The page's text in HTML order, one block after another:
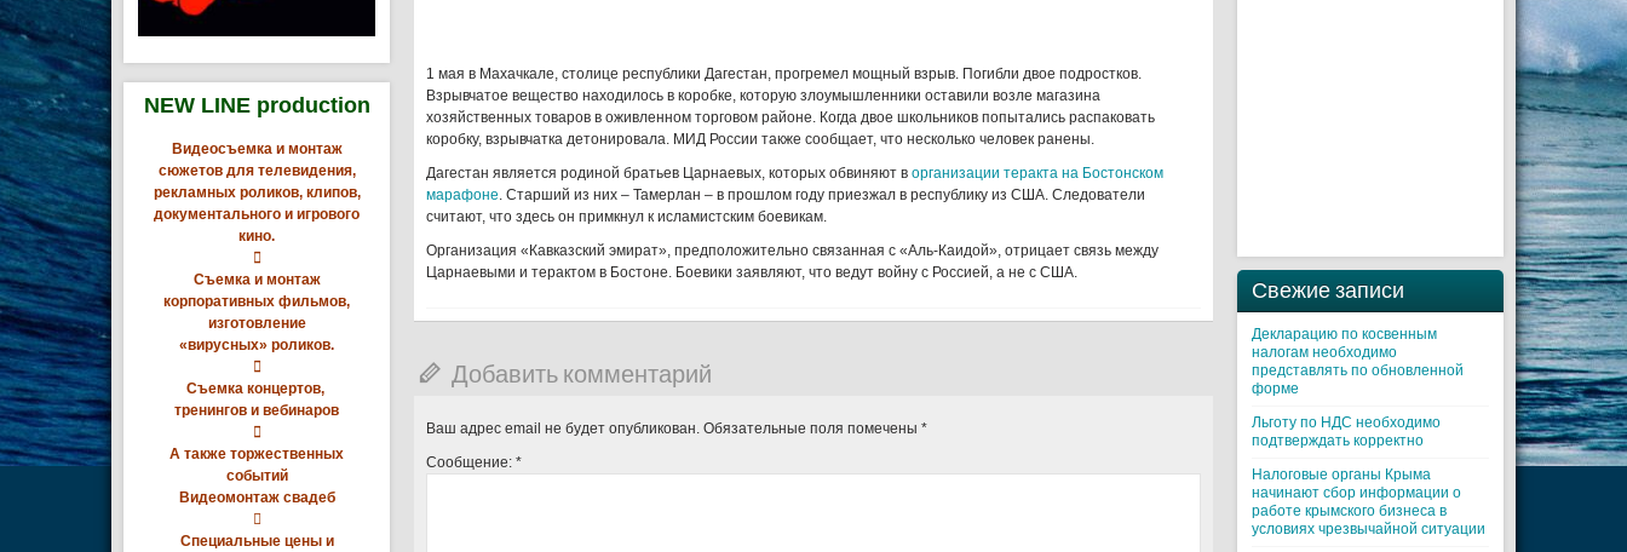
NEW LINE production
Видеосъемка и монтаж
сюжетов для телевидения,
рекламных роликов, клипов,
документального и игрового
кино.

Съемка и монтаж
корпоративных фильмов,
изготовление
«вирусных» роликов.

Съемка концертов,
тренингов и вебинаров

А также торжественных
событий
Видеомонтаж свадеб

Специальные цены и
1 мая в Махачкале, столице республики Дагестан, прогремел мощный взрыв. Погибли двое подростков.
Взрывчатое вещество находилось в коробке, которую злоумышленники оставили возле магазина
хозяйственных товаров в оживленном торговом районе. Когда двое школьников попытались распаковать
коробку, взрывчатка детонировала. МИД России также сообщает, что несколько человек ранены.
Дагестан является родиной братьев Царнаевых, которых обвиняют в организации теракта на Бостонском
марафоне. Старший из них – Тамерлан – в прошлом году приезжал в республику из США. Следователи
считают, что здесь он примкнул к исламистским боевикам.
Организация «Кавказский эмират», предположительно связанная с «Аль-Каидой», отрицает связь между
Царнаевыми и терактом в Бостоне. Боевики заявляют, что ведут войну с Россией, а не с США.
Добавить комментарий
Ваш адрес email не будет опубликован. Обязательные поля помечены *
Сообщение: *
Свежие записи
Декларацию по косвенным
налогам необходимо
представлять по обновленной
форме
Льготу по НДС необходимо
подтверждать корректно
Налоговые органы Крыма
начинают сбор информации о
работе крымского бизнеса в
условиях чрезвычайной ситуации